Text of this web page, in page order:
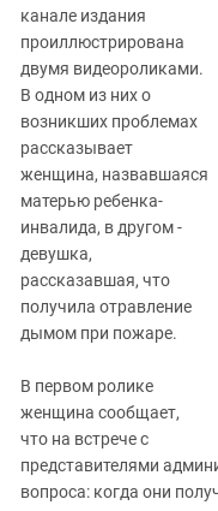
канале издания
проиллюстрирована
двумя видеороликами.
В одном из них о
возникших проблемах
рассказывает
женщина, назвавшаяся
матерью ребенка-
инвалида, в другом -
девушка,
рассказавшая, что
получила отравление
дымом при пожаре.
В первом ролике
женщина сообщает,
что на встрече с
представителями
вопроса: когда они